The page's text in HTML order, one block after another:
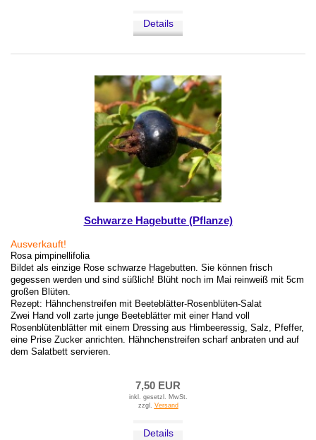
Details
Schwarze Hagebutte (Pflanze)
Ausverkauft!
Rosa pimpinellifolia
Bildet als einzige Rose schwarze Hagebutten. Sie können frisch
gegessen werden und sind süßlich! Blüht noch im Mai reinweiß mit 5cm
großen Blüten.
Rezept: Hähnchenstreifen mit Beeteblätter-Rosenblüten-Salat
Zwei Hand voll zarte junge Beeteblätter mit einer Hand voll
Rosenblütenblätter mit einem Dressing aus Himbeeressig, Salz, Pfeffer,
eine Prise Zucker anrichten. Hähnchenstreifen scharf anbraten und auf
dem Salatbett servieren.
7,50 EUR
inkl. gesetzl. MwSt.
zzgl. Versand
Details